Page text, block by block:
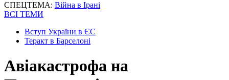
СПЕЦТЕМА: Війна в Ірані
ВСІ ТЕМИ
Вступ України в ЄС
Теракт в Барселоні
Авіакастрофа на